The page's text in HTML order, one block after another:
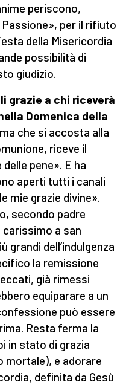
periscono,
per il rifiuto
della Misericordia
possibilità di
giudizio.
grazie a chi riceverà
Domenica della
che si accosta alla
riceve il
pene». E ha
aperti tutti i canali
mie grazie divine».
secondo padre
carissimo a san
grandi dell’indulgenza
la remissione
già rimessi
equiparare a un
può essere
Resta ferma la
in stato di grazia
mortale), e adorare
definita da Gesù